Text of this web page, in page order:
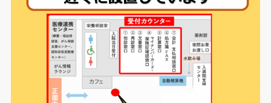
放射線科部
薬剤部
輸血部
療養・福祉相談室
リハビリテーション課
臨床工学部